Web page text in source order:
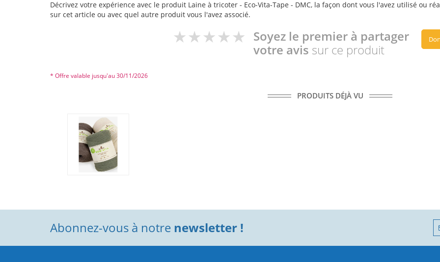
Décrivez votre expérience avec le produit Laine à tricoter - Eco-Vita-Tape - DMC, la façon dont vous l'avez utilisé ou
sur cet article ou avec quel autre produit vous l'avez associé.
Soyez le premier à partager
votre avis sur ce produit
* Offre valable jusqu'au 30/11/2026
PRODUITS DÉJÀ VU
Abonnez-vous à notre newsletter !